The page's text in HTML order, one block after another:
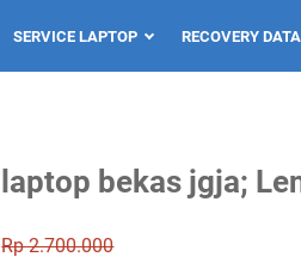
SERVICE LAPTOP RECOVERY
laptop bekas jgja;
Rp 2.700.000